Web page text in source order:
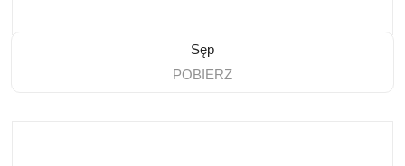
Sęp
POBIERZ